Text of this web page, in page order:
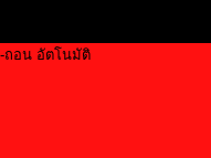
-ถอน อัตโนมัติ